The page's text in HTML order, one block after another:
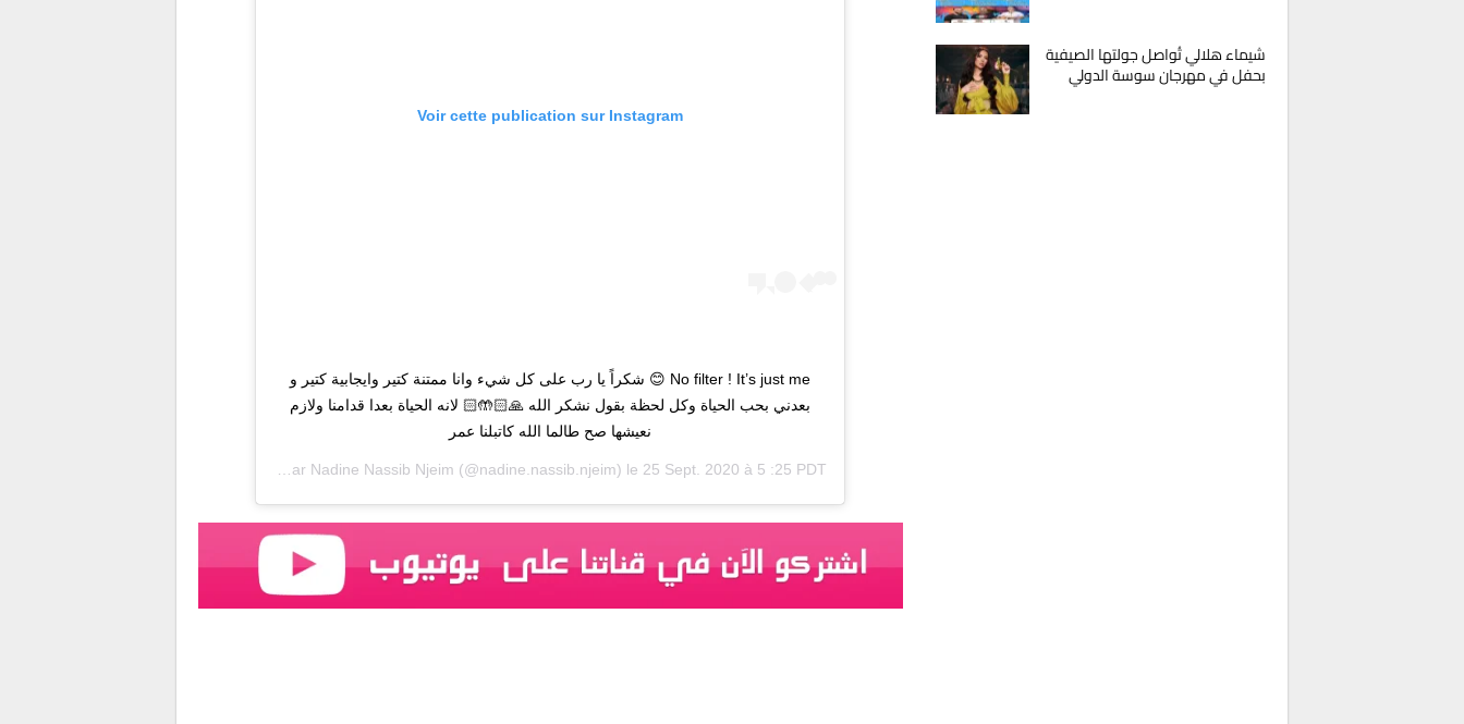
Voir cette publication sur Instagram
No filter ! It’s just me 😊 شكراً يا رب على كل شيء وانا ممتنة كتير وايجابية كتير و
بعدني بحب الحياة وكل لحظة بقول نشكر الله 🙏🏻🤲🏻 لانه الحياة بعدا قدامنا ولازم
نعيشها صح طالما الله كاتبلنا عمر
Nadine Nassib Njeim (@nadine.nassib.njeim) le 25 Sept. 2020 à 5 :25 PDT
شيماء هلالي تُواصل جولتها الصيفية
بحفل في مهرجان سوسة الدولي